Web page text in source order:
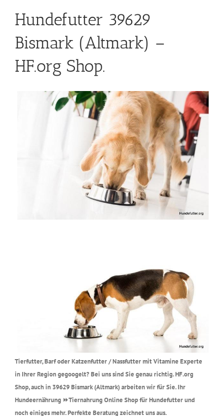
Hundefutter 39629
Bismark (Altmark) –
HF.org Shop.
Tierfutter, Barf oder Katzenfutter / Nassfutter mit Vitamine Experte
in Ihrer Region gegoogelt? Bei uns sind Sie genau richtig. HF.org
Shop, auch in 39629 Bismark (Altmark) arbeiten wir für Sie. Ihr
Hundeernährung ⏩Tiernahrung Online Shop für Hundefutter und
noch einiges mehr. Perfekte Beratung zeichnet uns aus.